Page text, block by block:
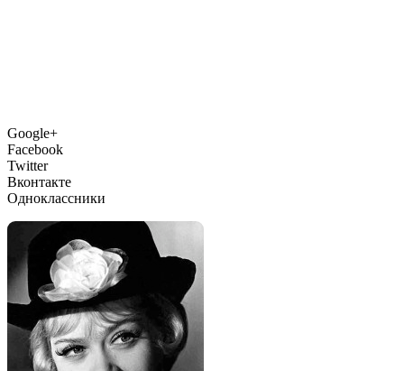
Google+
Facebook
Twitter
Вконтакте
Одноклассники